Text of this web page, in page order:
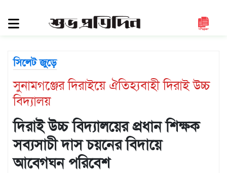
সিলেট
মৌলভীবাজার
হবিগঞ্জ
জাতীয়
রাজনীতি
দেশজুড়ে
সিলেট জুড়ে
সুনামগঞ্জের দিরাইয়ে ঐতিহ্যবাহী দিরাই উচ্চ
বিদ্যালয়
দিরাই উচ্চ বিদ্যালয়ের প্রধান শিক্ষক
সব্যসাচী দাস চয়নের বিদায়ে
আবেগঘন পরিবেশ